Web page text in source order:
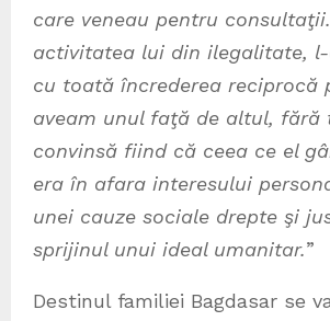
care veneau pentru
activitatea lui din ilegalitate,
cu toată încrederea reciprocă
aveam unul faţă de altul, fără
convinsă fiind că ceea ce el
era în afara interesului
unei cauze sociale drepte şi
sprijinul unui ideal umanitar.”
Destinul familiei Bagdasar se